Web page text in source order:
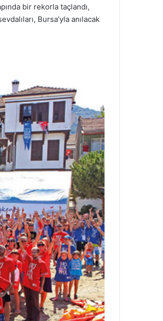
bir rekorla taçlandı,
Bursa’yla anılacak